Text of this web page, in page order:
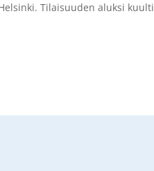
Tilaisuuden aluksi